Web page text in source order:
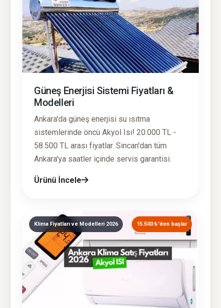
Güneş Enerjisi Sistemi Fiyatları &
Modelleri
Ankara'da güneş enerjisi su ısıtma
sistemlerinde öncü Akyol Isı! 20.000 TL -
58.500 TL arası fiyatlar. Sincan'dan tüm
Ankara'ya saatler içinde servis garantisi.
Ürünü İncele
Klima Fiyatları ve Modelleri 2026 15.500 ₺'den başlar